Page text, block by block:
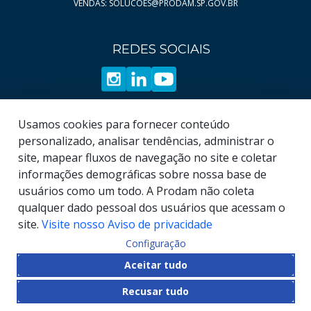
Página
20
Página
22
Página
23
Página
24
Página
26
Página
27
Página
28
Página
29
VENDAS: SOLUCOES@PRODAM.SP.GOV.BR
REDES SOCIAIS
2026, Empresa de Tecnologia da
Informação e Comunicação do Município de São
Paulo
Usamos cookies para fornecer conteúdo
personalizado, analisar tendências, administrar o
site, mapear fluxos de navegação no site e coletar
informações demográficas sobre nossa base de
usuários como um todo. A Prodam não coleta
qualquer dado pessoal dos usuários que acessam o
site. Visite nosso Aviso de privacidade
Configuração
Aceitar tudo
Recusar tudo